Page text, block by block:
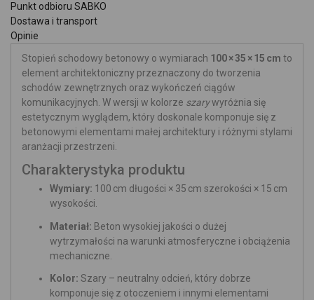
Punkt odbioru SABKO
Dostawa i transport
Opinie
Stopień schodowy betonowy o wymiarach 100 × 35 × 15 cm to
element architektoniczny przeznaczony do tworzenia
schodów zewnętrznych oraz wykończeń ciągów
komunikacyjnych. W wersji w kolorze szarywyróżnia się
estetycznym wyglądem, który doskonale komponuje się z
betonowymi elementami małej architektury i różnymi stylami
aranżacji przestrzeni.
Charakterystyka produktu
Wymiary: 100 cm długości × 35 cm szerokości × 15 cm
wysokości.
Materiał: Beton wysokiej jakości o dużej
wytrzymałości na warunki atmosferyczne i obciążenia
mechaniczne.
Kolor: Szary – neutralny odcień, który dobrze
komponuje się z otoczeniem i innymi elementami